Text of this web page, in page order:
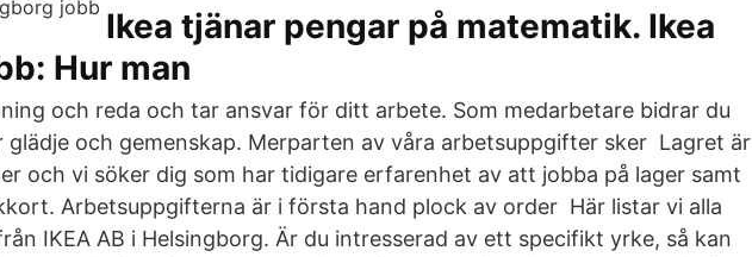
Ikea tjänar pengar på matematik. Ikea
Hur man
och reda och tar ansvar för ditt arbete. Som medarbetare bidrar du
glädje och gemenskap. Merparten av våra arbetsuppgifter sker Lagret är
och vi söker dig som har tidigare erfarenhet av att jobba på lager samt
Arbetsuppgifterna är i första hand plock av order Här listar vi alla
IKEA AB i Helsingborg. Är du intresserad av ett specifikt yrke, så kan